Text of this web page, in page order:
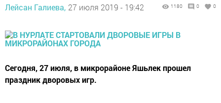
Лейсан Галиева, 27 июля 2019 - 19:42 1180 0 0
Сегодня, 27 июля, в микрорайоне Яшьлек прошел
праздник дворовых игр.